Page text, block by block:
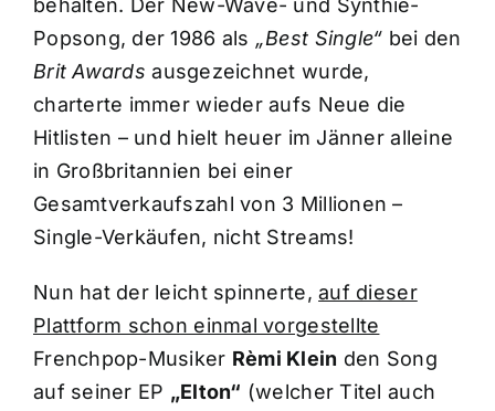
behalten. Der New-Wave- und Synthie-
Popsong, der 1986 als „Best Single“ bei den
Brit Awards ausgezeichnet wurde,
charterte immer wieder aufs Neue die
Hitlisten – und hielt heuer im Jänner alleine
in Großbritannien bei einer
Gesamtverkaufszahl von 3 Millionen –
Single-Verkäufen, nicht Streams!
Nun hat der leicht spinnerte,auf dieser
Plattform schon einmal vorgestellte
Frenchpop-Musiker Rèmi Klein den Song
auf seiner EP „Elton“ (welcher Titel auch